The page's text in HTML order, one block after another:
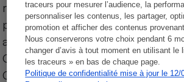
traceurs pour mesurer l’audience, la
personnaliser les contenus, les partager,
promotion et afficher des contenus
Nous conserverons votre choix pendant 6
changer d’avis à tout moment en utilisant le
les traceurs » en bas de chaque page.
Politique de confidentialité mise à jour le 12/
relevés par Internet, sur les
principales enseignes de la
alimentaire (hors hard discount) :
Carrefour Hyper, Carrefour
City, Leclerc, Intermarché,